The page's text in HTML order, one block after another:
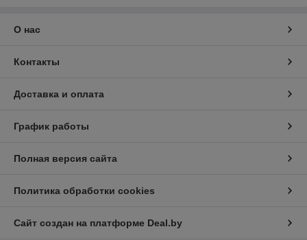
О нас
Контакты
Доставка и оплата
График работы
Полная версия сайта
Политика обработки cookies
Сайт создан на платформе Deal.by